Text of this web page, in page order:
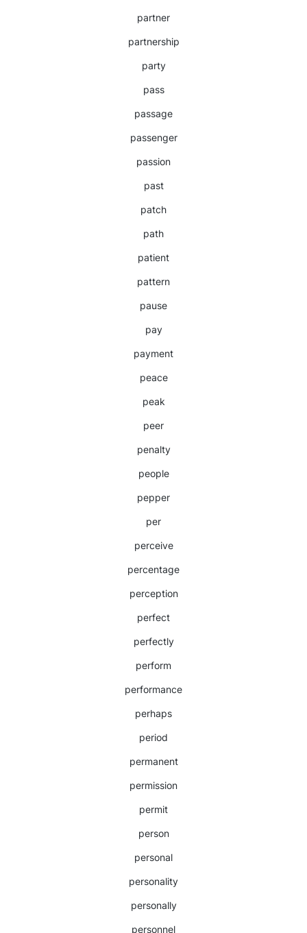
partner
partnership
party
pass
passage
passenger
passion
past
patch
path
patient
pattern
pause
pay
payment
peace
peak
peer
penalty
people
pepper
per
perceive
percentage
perception
perfect
perfectly
perform
performance
perhaps
period
permanent
permission
permit
person
personal
personality
personally
personnel